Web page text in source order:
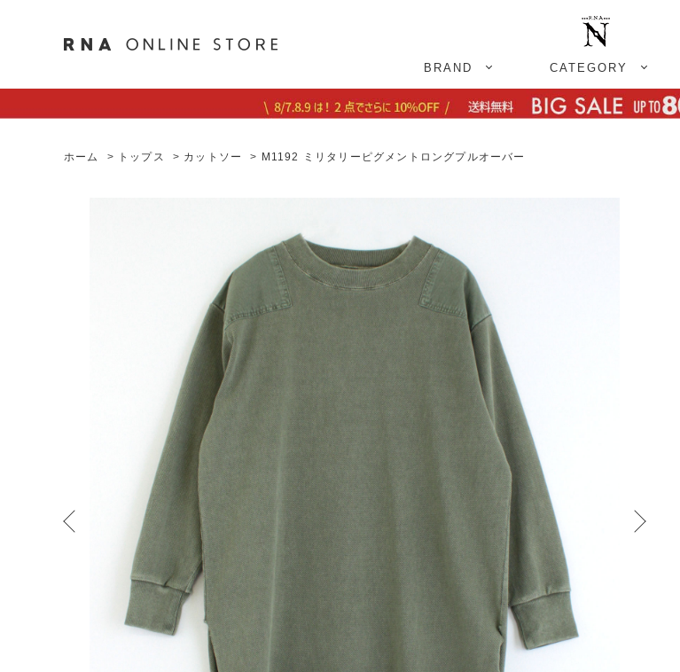
BRAND CATEGORY
ホーム > トップス > カットソー > M1192 ミリタリーピグメントロングプルオーバー